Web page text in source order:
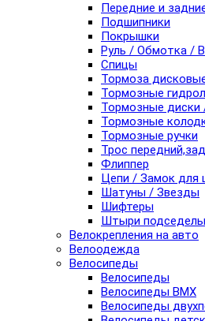
Передние и
Подшипники
Покрышки
Руль / Обмотка /
Спицы
Тормоза
Тормозные
Тормозные
Тормозные
Тормозные ручки
Трос
Флиппер
Цепи / Замок для
Шатуны / Звезды
Шифтеры
Штыри
Велокрепления на авто
Велоодежда
Велосипеды
Велосипеды
Велосипеды BMX
Велосипеды